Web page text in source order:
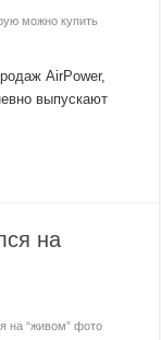
можно купить
AirPower,
выпускают
на
на “живом” фото